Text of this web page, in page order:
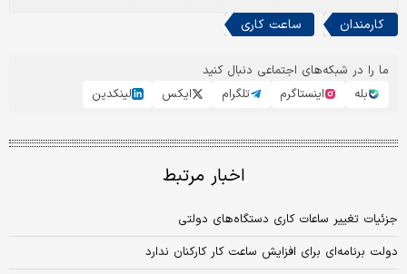
کارمندان ساعت کاری
ما را در شبکه‌های اجتماعی دنبال کنید
بله
اینستاگرم تلگرام ایکس لینکدین
اخبار مرتبط
جزئیات تغییر ساعات کاری دستگاه‌های دولتی
دولت برنامه‌ای برای افزایش ساعت کار کارکنان ندارد